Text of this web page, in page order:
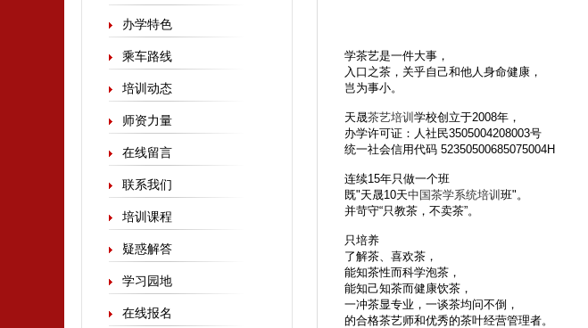
办学特色
乘车路线
培训动态
师资力量
在线留言
联系我们
培训课程
疑惑解答
学习园地
在线报名
学茶艺是一件大事，
入口之茶，关乎自己和他人身命健康，
岂为事小。
天晟茶艺培训 学校创立于2008年，
办学许可证：人社民3505004208003号
统一社会信用代码 52350500685075004H
连续15年只做一个班
既"天晟10天中国茶学系统培训 班"。
并苛守“只教茶，不卖茶”。
只培养
了解茶、喜欢茶，
能知茶性而科学泡茶，
能知己知茶而健康饮茶，
一冲茶显专业，一谈茶均问不倒，
的合格茶艺师和优秀的茶叶经营管理者。